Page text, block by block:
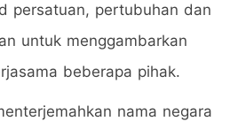
persatuan, pertubuhan dan
untuk menggambarkan
beberapa pihak.
nama negara